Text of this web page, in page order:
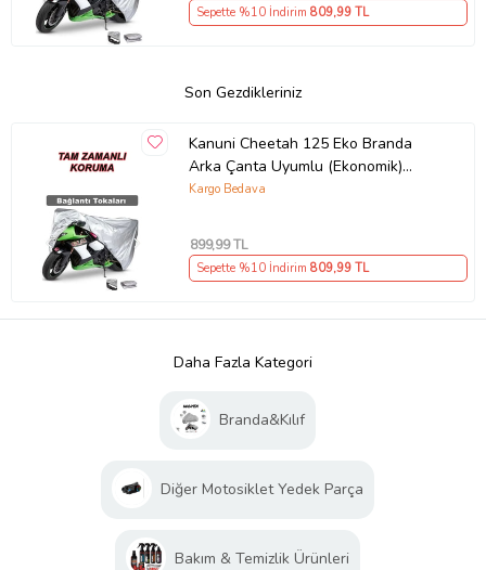
Sepette %10 İndirim 809,99 TL
Son Gezdikleriniz
Kanuni Cheetah 125 Eko Branda
Arka Çanta Uyumlu (Ekonomik)
Koruma Gri
Kargo Bedava
899,99 TL
Sepette %10 İndirim 809,99 TL
Daha Fazla Kategori
Branda&Kılıf
Diğer Motosiklet Yedek Parça
Bakım & Temizlik Ürünleri